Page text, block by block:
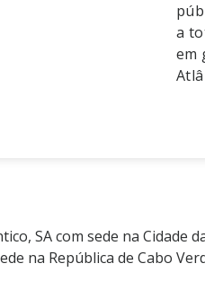
a
em
SA com sede na Cidade
na República de Cabo